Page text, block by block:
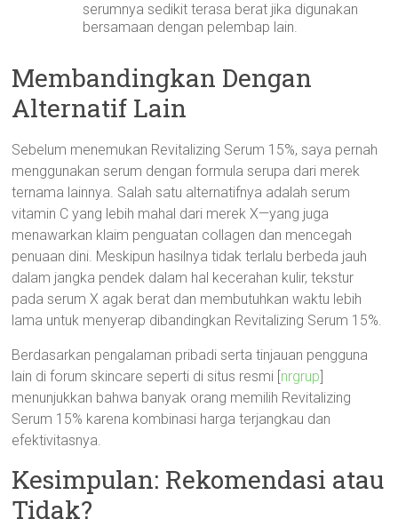
serumnya sedikit terasa berat jika digunakan
bersamaan dengan pelembap lain.
Membandingkan Dengan
Alternatif Lain
Sebelum menemukan Revitalizing Serum 15%, saya pernah
menggunakan serum dengan formula serupa dari merek
ternama lainnya. Salah satu alternatifnya adalah serum
vitamin C yang lebih mahal dari merek X—yang juga
menawarkan klaim penguatan collagen dan mencegah
penuaan dini. Meskipun hasilnya tidak terlalu berbeda jauh
dalam jangka pendek dalam hal kecerahan kulir, tekstur
pada serum X agak berat dan membutuhkan waktu lebih
lama untuk menyerap dibandingkan Revitalizing Serum 15%.
Berdasarkan pengalaman pribadi serta tinjauan pengguna
lain di forum skincare seperti di situs resmi [nrgrup]
menunjukkan bahwa banyak orang memilih Revitalizing
Serum 15% karena kombinasi harga terjangkau dan
efektivitasnya.
Kesimpulan: Rekomendasi atau
Tidak?